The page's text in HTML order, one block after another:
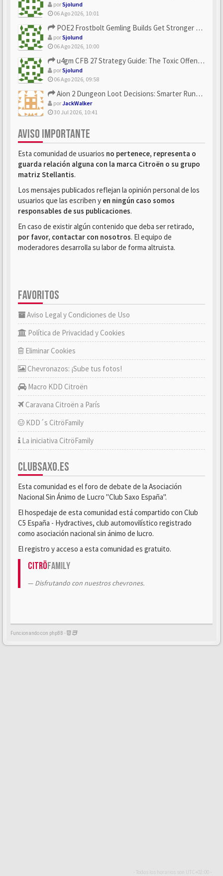
porSjolund
06 Ago 2026, 10:01
POE2 Frostbolt Gemling Builds Get Stronger With u4gm’s Ice C...
porSjolund
06 Ago 2026, 10:00
u4gm CFB 27 Strategy Guide: The Toxic Offensive Scheme Your ...
porSjolund
06 Ago 2026, 09:58
Aion 2 Dungeon Loot Decisions: Smarter Runs With U4N
porJackWalker
30 Jul 2026, 10:41
AVISO IMPORTANTE
Esta comunidad de usuarios no pertenece, representa o
guarda relación alguna con la marca Citroën o su grupo
matriz Stellantis.
Los mensajes publicados reflejan la opinión personal de los
usuarios que las escriben y en ningún caso somos
responsables de sus publicaciones.
En caso de existir algún contenido que deba ser retirado,
por favor, contactar con nosotros. El equipo de
moderadores desarrolla su labor de forma altruista.
FAVORITOS
Aviso Legal y Condiciones de Uso
Política de Privacidad y Cookies
Eliminar Cookies
Chevronazos: ¡Sube tus fotos!
Macro KDD Citroën
Caravana Citroën a París
KDD´s CitröFamily
La iniciativa CitröFamily
CLUBSAXO.ES
Esta comunidad es el foro de debate de la Asociación
Nacional Sin Ánimo de Lucro "Club Saxo España".
El hospedaje de esta comunidad está compartido con Club
C5 España - Hydractives, club automovilístico registrado
como asociación nacional sin ánimo de lucro.
El registro y acceso a esta comunidad es gratuito.
CitröFamily
Disfrutando con nuestros chevrones.
Funcionando con phpBB -
- Todos los horarios son UTC+02:00